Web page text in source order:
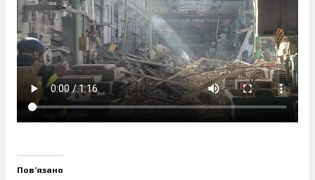
Пов’язано